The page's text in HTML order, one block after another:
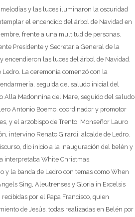
y las luces iluminaron la oscuridad
el encendido del árbol de Navidad en
frente a una multitud de personas.
Presidente y Secretaria General de la
las luces del árbol de Navidad.
La ceremonia comenzó con la
seguida del saludo inicial del
Alla Madonnina del Mare, seguido del saludo
Antonio Boemo, coordinador y promotor
y el arzobispo de Trento, Monseñor Lauro
intervino Renato Girardi, alcalde de Ledro.
dio inicio a la inauguración del belén y
interpretaba White Christmas.
y la banda de Ledro con temas como When
Sing, Aleutrenses y Gloria in Excelsis
por el Papa Francisco, quien
de Jesús, todas realizadas en Belén por